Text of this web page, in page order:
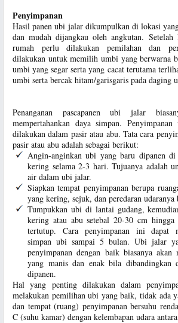
Penyimpanan
Hasil panen ubi jalar dikumpulkan di lokasi
dan mudah dijangkau oleh angkutan.
rumah perlu dilakukan pemilahan dan
dilakukan untuk memilih umbi yang berwarna
umbi yang segar serta yang cacat terutama
umbi serta bercak hitam/garisgaris pada daging
Penanganan pascapanen ubi jalar
mempertahankan daya simpan.
dilakukan dalam pasir atau abu. Tata cara
pasir atau abu adalah sebagai berikut:
Angin-anginkan ubi yang baru dipanen
kering selama 2-3 hari. Tujuanya adalah
air dalam ubi jalar.
Siapkan tempat penyimpanan berupa
yang kering, sejuk, dan peredaran udaranya
Tumpukkan ubi di lantai gudang,
kering atau abu setebal 20-30 cm hingga
tertutup. Cara penyimpanan ini dapat
simpan ubi sampai 5 bulan. Ubi jalar
penyimpanan dengan baik biasanya akan
yang manis dan enak bila dibandingkan
dipanen.
Hal yang penting dilakukan dalam
melakukan pemilihan ubi yang baik, tidak ada
dan tempat (ruang) penyimpanan bersuhu
C (suhu kamar) dengan kelembapan udara